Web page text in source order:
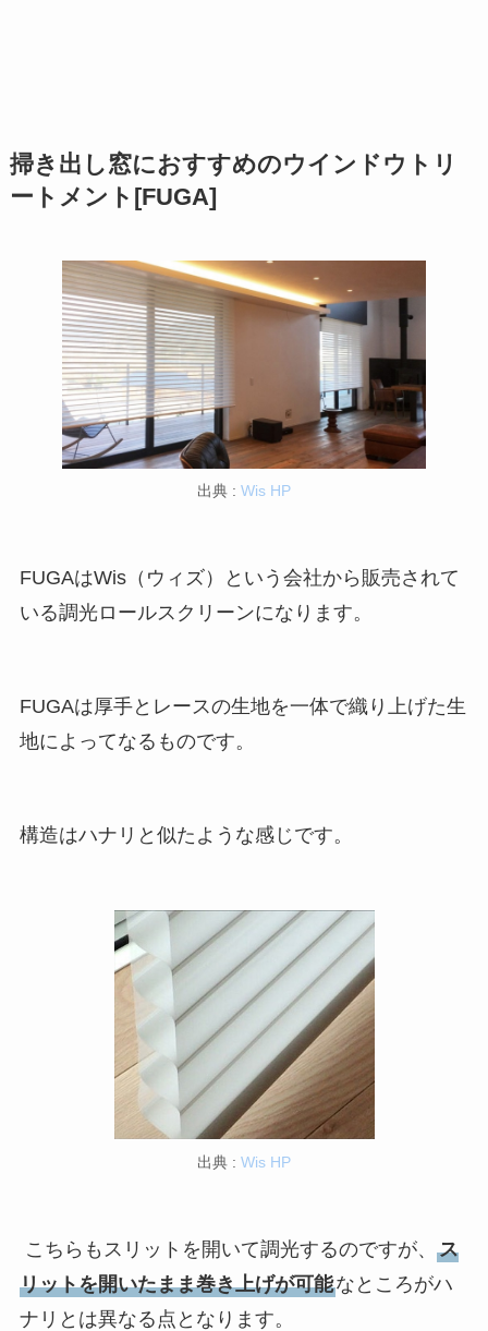
掃き出し窓におすすめのウインドウトリ
ートメント[FUGA]
出典 : Wis HP
FUGAはWis（ウィズ）という会社から販売されて
いる調光ロールスクリーンになります。
FUGAは厚手とレースの生地を一体で織り上げた生
地によってなるものです。
構造はハナリと似たような感じです。
出典 : Wis HP
こちらもスリットを開いて調光するのですが、 ス
リットを開いたまま巻き上げが可能なところがハ
ナリとは異なる点となります。